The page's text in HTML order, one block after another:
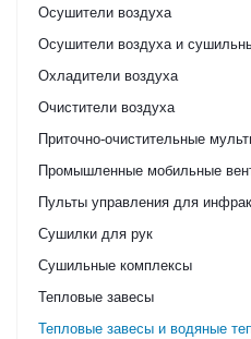
Осушители воздуха
Осушители воздуха и
Охладители воздуха
Очистители воздуха
Приточно-очистительные
Промышленные мобильные
Пульты управления для
Сушилки для рук
Сушильные комплексы
Тепловые завесы
Тепловые завесы и водяные